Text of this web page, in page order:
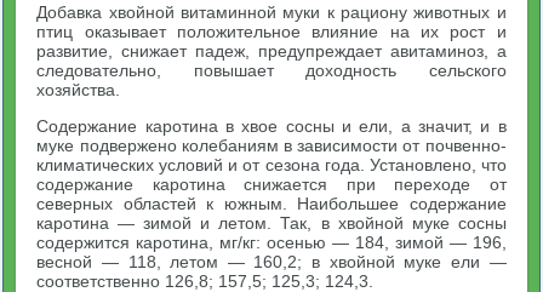
Добавка хвойной витаминной муки к рациону животных и
птиц оказывает положительное влияние на их рост и
развитие, снижает падеж, предупреждает авитаминоз, а
следовательно, повышает доходность сельского
хозяйства.
Содержание каротина в хвое сосны и ели, а значит, и в
муке подвержено колебаниям в зависимости от почвенно-
климатических условий и от сезона года. Установлено, что
содержание каротина снижается при переходе от
северных областей к южным. Наибольшее содержание
каротина — зимой и летом. Так, в хвойной муке сосны
содержится каротина, мг/кг: осенью — 184, зимой — 196,
весной — 118, летом — 160,2; в хвойной муке ели —
соответственно 126,8; 157,5; 125,3; 124,3.